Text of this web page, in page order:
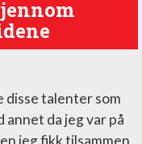
disse talenter som
annet da jeg var på
jeg fikk tilsammen